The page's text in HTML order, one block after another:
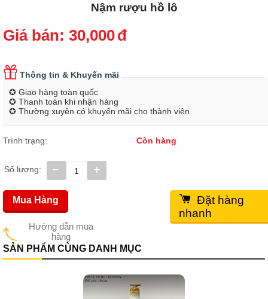
Nậm rượu hồ lô
Giá bán: 30,000đ
Thông tin & Khuyến mãi
✪ Giao hàng toàn quốc
✪ Thanh toán khi nhận hàng
✪ Thường xuyên có khuyến mãi cho thành viên
Trình trạng: Còn hàng
Số lượng: +
−
Hướng dẫn mua
hàng
Mua Hàng
Đặt hàng
nhanh
SẢN PHẨM CÙNG DANH MỤC